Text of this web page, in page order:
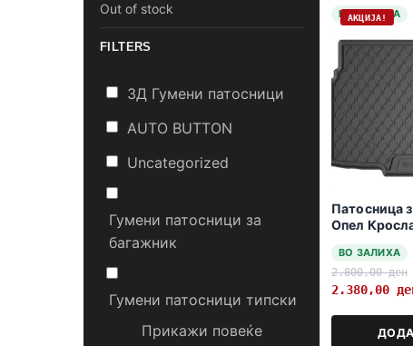
Out of stock
FILTERS
3Д Гумени патосници
AUTO BUTTON
Uncategorized
Гумени патосници за
багажник
Гумени патосници типски
Прикажи повеќе
НА ЗАЛИХА
АКЦИЈА!
Патосница
Опел
ВО ЗАЛИХА
2.800,00ден
2.380,00